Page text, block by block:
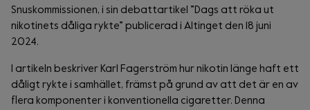
Snuskommissionen, i sin debattartikel ”Dags att röka ut
nikotinets dåliga rykte” publicerad i Altinget den 18 juni
2024.
I artikeln beskriver Karl Fagerström hur nikotin länge haft ett
dåligt rykte i samhället, främst på grund av att det är en av
flera komponenter i konventionella cigaretter. Denna